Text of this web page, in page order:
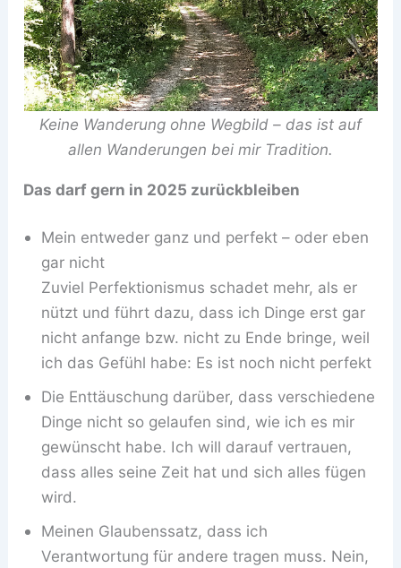
Keine Wanderung ohne Wegbild – das ist auf
allen Wanderungen bei mir Tradition.
Das darf gern in 2025 zurückbleiben
Mein entweder ganz und perfekt – oder eben
gar nicht
Zuviel Perfektionismus schadet mehr, als er
nützt und führt dazu, dass ich Dinge erst gar
nicht anfange bzw. nicht zu Ende bringe, weil
ich das Gefühl habe: Es ist noch nicht perfekt
Die Enttäuschung darüber, dass verschiedene
Dinge nicht so gelaufen sind, wie ich es mir
gewünscht habe. Ich will darauf vertrauen,
dass alles seine Zeit hat und sich alles fügen
wird.
Meinen Glaubenssatz, dass ich
Verantwortung für andere tragen muss. Nein,